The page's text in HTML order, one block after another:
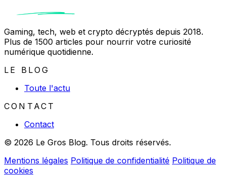
Gaming, tech, web et crypto décryptés depuis 2018.
Plus de 1500 articles pour nourrir votre curiosité
numérique quotidienne.
LE BLOG
Toute l'actu
CONTACT
Contact
© 2026 Le Gros Blog. Tous droits réservés.
Mentions légales Politique de confidentialité Politique de
cookies